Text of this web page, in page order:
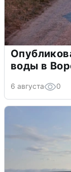
воды в
6 августа 0